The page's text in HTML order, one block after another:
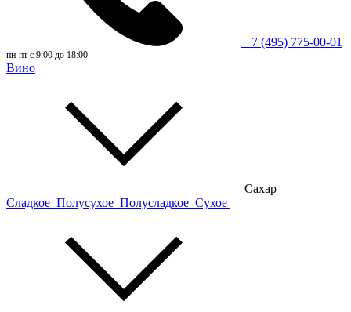
+7 (495) 775-00-01
пн-пт с 9:00 до 18:00
Вино
Сахар
Сладкое Полусухое Полусладкое Сухое